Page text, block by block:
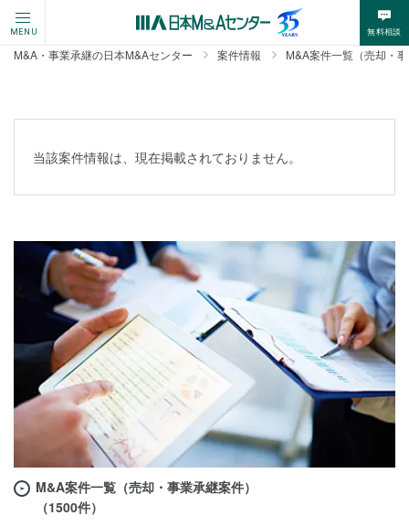
MENU 無料相談
M&A・事業承継の日本M&Aセンター 案件情報 M&A案件一覧（売却・
当該案件情報は、現在掲載されておりません。
M&A案件一覧（売却・事業承継案件）
（1500件）